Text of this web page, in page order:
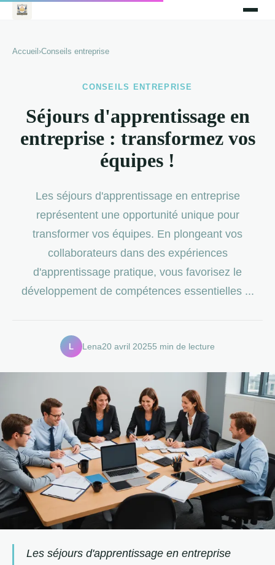
Accueil ›Conseils entreprise
CONSEILS ENTREPRISE
Séjours d'apprentissage en
entreprise : transformez vos
équipes !
Les séjours d'apprentissage en entreprise
représentent une opportunité unique pour
transformer vos équipes. En plongeant vos
collaborateurs dans des expériences
d'apprentissage pratique, vous favorisez le
développement de compétences essentielles ...
L Lena20 avril 20255 min de lecture
Les séjours d'apprentissage en entreprise